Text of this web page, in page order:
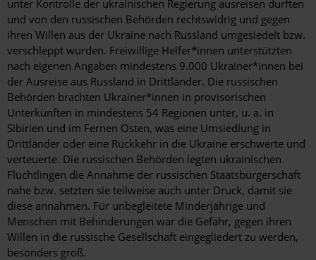
unter Kontrolle der ukrainischen Regierung ausreisen durften
und von den russischen Behörden rechtswidrig und gegen
ihren Willen aus der Ukraine nach Russland umgesiedelt bzw.
verschleppt wurden. Freiwillige Helfer*innen unterstützten
nach eigenen Angaben mindestens 9.000 Ukrainer*innen bei
der Ausreise aus Russland in Drittländer. Die russischen
Behörden brachten Ukrainer*innen in provisorischen
Unterkünften in mindestens 54 Regionen unter, u. a. in
Sibirien und im Fernen Osten, was eine Umsiedlung in
Drittländer oder eine Rückkehr in die Ukraine erschwerte und
verteuerte. Die russischen Behörden legten ukrainischen
Flüchtlingen die Annahme der russischen Staatsbürgerschaft
nahe bzw. setzten sie teilweise auch unter Druck, damit sie
diese annahmen. Für unbegleitete Minderjährige und
Menschen mit Behinderungen war die Gefahr, gegen ihren
Willen in die russische Gesellschaft eingegliedert zu werden,
besonders groß.